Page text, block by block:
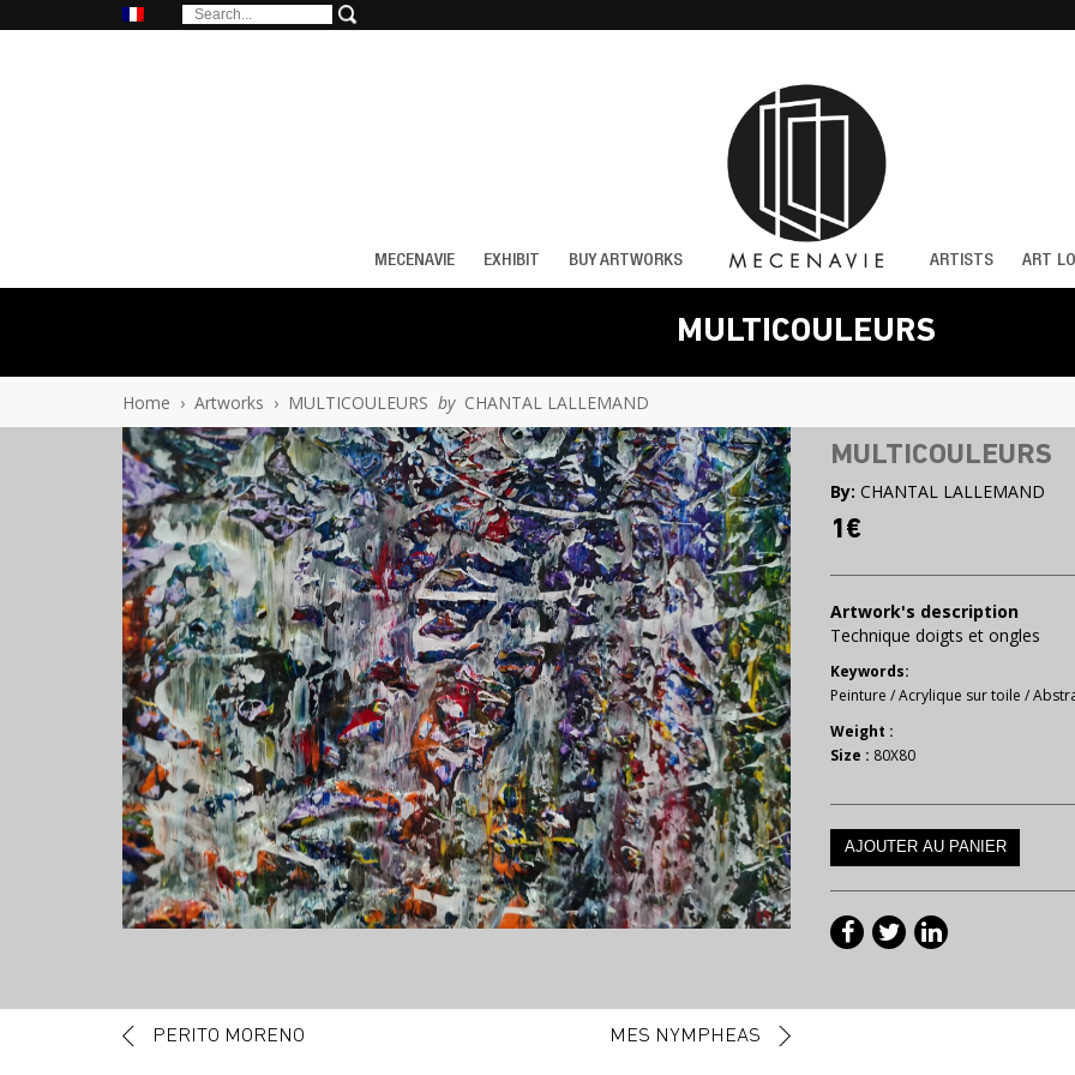
BUY ARTWORKS
EXHIBIT
MECENAVIE ARTISTS ART
MULTICOULEURS
Home › Artworks › MULTICOULEURS by CHANTAL LALLEMAND
MULTICOULEURS
By: CHANTAL LALLEMAND
1€
Artwork's description
Technique doigts et ongles
Keywords:
Peinture /Acrylique sur toile /
Weight :
Size : 80X80
Post navigation
PERITO MORENO MES NYMPHEAS